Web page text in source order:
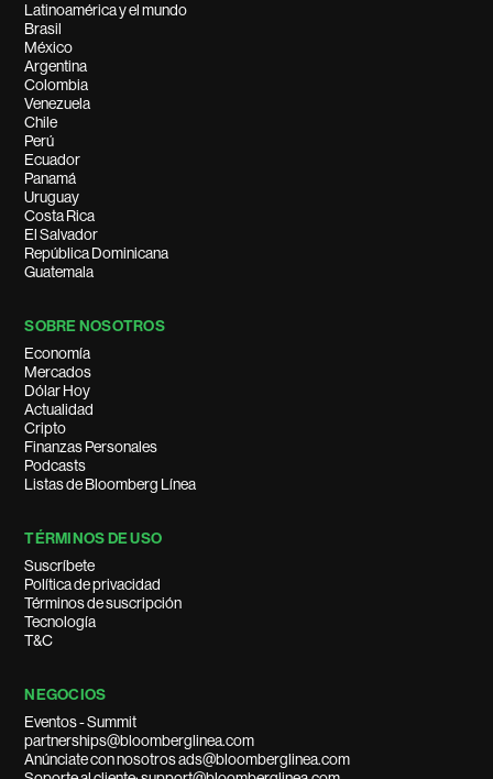
Latinoamérica y el mundo
Brasil
México
Argentina
Colombia
Venezuela
Chile
Perú
Ecuador
Panamá
Uruguay
Costa Rica
El Salvador
República Dominicana
Guatemala
SOBRE NOSOTROS
Economía
Mercados
Dólar Hoy
Actualidad
Cripto
Finanzas Personales
Podcasts
Listas de Bloomberg Línea
TÉRMINOS DE USO
Suscríbete
Política de privacidad
Términos de suscripción
Tecnología
T&C
NEGOCIOS
Eventos - Summit
partnerships@bloomberglinea.com
Anúnciate con nosotros ads@bloomberglinea.com